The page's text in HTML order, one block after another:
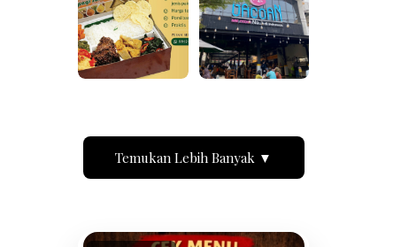
Temukan Lebih Banyak ▼